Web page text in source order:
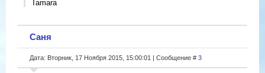
Tamara
Саня
Дата: Вторник, 17 Ноября 2015, 15:00:01 | Сообщение # 3